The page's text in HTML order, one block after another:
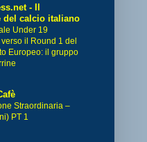
- Il
del calcio italiano
Under 19
il Round 1 del
Europeo: il gruppo
Straordinaria –
PT 1